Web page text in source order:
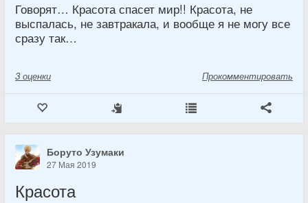
Говорят… Красота спасет мир!! Красота, не
выспалась, не завтракала, и вообще я не могу все
сразу так…
3 оценки Прокомментировать
Боруто Узумаки
27 Мая 2019
Красота